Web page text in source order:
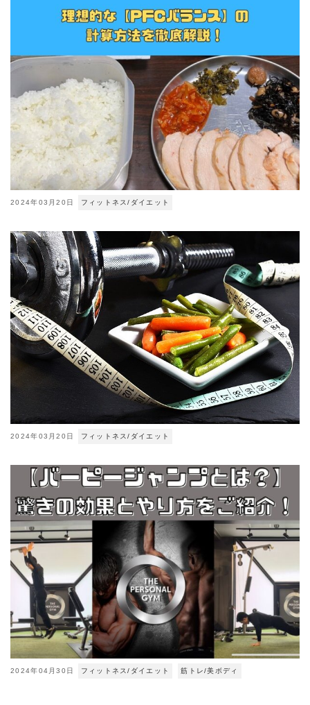
2024年03月20日 フィットネス/ダイエット
2024年03月20日 フィットネス/ダイエット
2024年04月30日 フィットネス/ダイエット 筋トレ/美ボディ